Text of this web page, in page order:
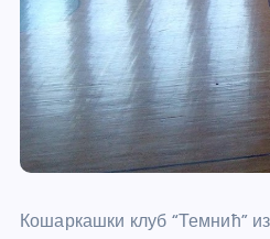
Кошаркашки клуб “Темнић”